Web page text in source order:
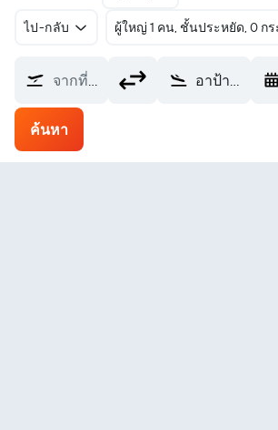
ไป-กลับ ผู้ใหญ่ 1 คน, ชั้นประหยัด, 0 กร
จากที่ไหน? อาป้า Jiu Zhai Huang Long (JZH)
ค้นหา